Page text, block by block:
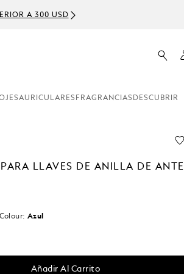
A 300 USD
AURICULARES FRAGRANCIAS DESCUBRIR
LLAVES DE ANILLA DE ANTE
Colour: Azul
Añadir Al Carrito